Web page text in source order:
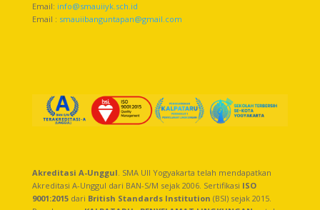
Email: info@smauiiyk.sch.id
Email : smauiibanguntapan@gmail.com
Akreditasi A-Unggul. SMA UII Yogyakarta telah mendapatkan
Akreditasi A-Unggul dari BAN-S/M sejak 2006. Sertifikasi ISO
9001:2015dari British Standards Institution (BSI) sejak 2015.